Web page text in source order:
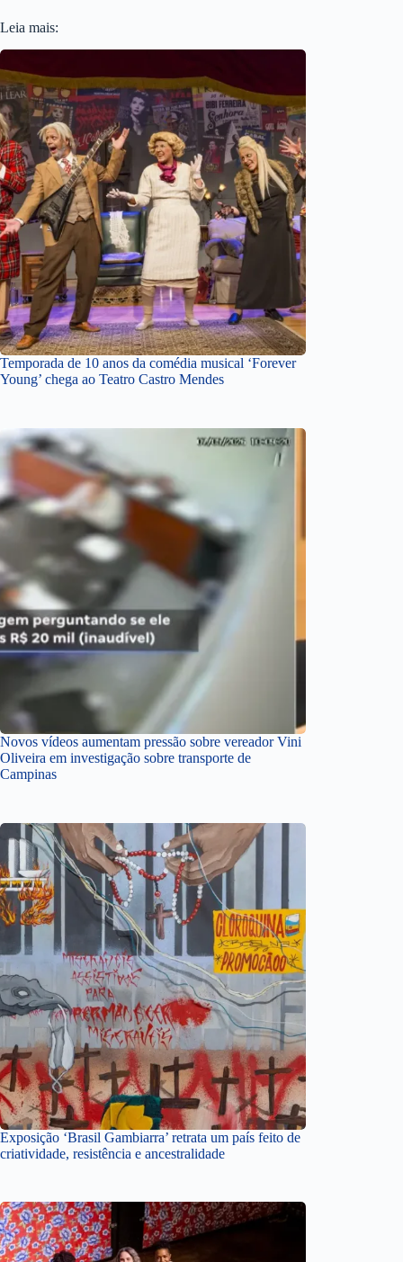
Leia mais:
Temporada de 10 anos da comédia musical ‘Forever
Young’ chega ao Teatro Castro Mendes
Novos vídeos aumentam pressão sobre vereador Vini
Oliveira em investigação sobre transporte de
Campinas
Exposição ‘Brasil Gambiarra’ retrata um país feito de
criatividade, resistência e ancestralidade